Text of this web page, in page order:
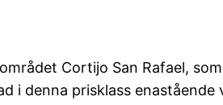
Cortijo San Rafael,
i denna prisklass